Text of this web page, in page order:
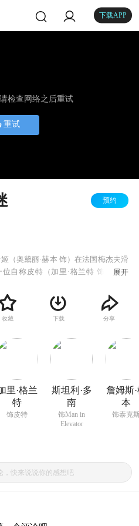
下载APP
检查网络之后重试
重试
预约
（奥黛丽·赫本 饰）在法国梅杰夫滑
位自称皮特（加里·格兰特 饰）的男
瑞姬被美国使馆传召，结识了CIA特
沃尔特·马修 饰），才发现原来查尔
现的三名怪客是他二战时贪污黄金的
和利奥波德（奈德·格拉斯 饰）。汉
瑞姬帮助政府寻找失踪的黄金，而三
瑞姬陷入情网之际，三怪客纷纷遇
身份变幻莫测的皮特，瑞姬也陷入
展开
收藏 下载 分享
里·格兰
特
饰皮特
斯坦利·多
南
饰Man in
Elevator
詹姆斯
本
饰泰克